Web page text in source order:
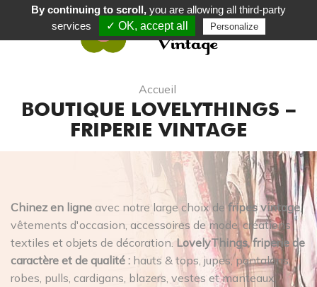
Accueil
BOUTIQUE LOVELYTHINGS –
FRIPERIE VINTAGE
Chinez en ligne avec notre large choix defripes vintage,
vêtements d'occasion, accessoires de mode, créations
textiles et objets de décoration. LovelyThings, friperie de
caractère et de qualité : hauts & tops, jupes, pantalons,
robes, pulls, cardigans, blazers, vestes et manteaux,
By continuing to scroll,you are allowing all third-party
services
✓ OK, accept all Personalize